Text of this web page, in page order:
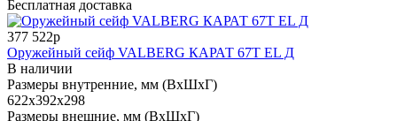
Бесплатная доставка
377 522р
Оружейный сейф VALBERG КАРАТ 67T EL Д
В наличии
Размеры внутренние, мм (ВхШхГ)
622x392x298
Размеры внешние, мм (ВхШхГ)